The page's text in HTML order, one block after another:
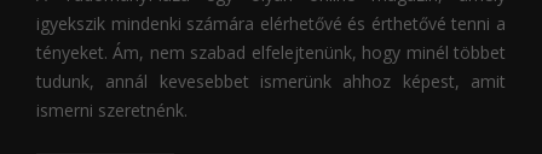
igyekszik mindenki számára elérhetővé és érthetővé tenni a
tényeket. Ám, nem szabad elfelejtenünk, hogy minél többet
tudunk, annál kevesebbet ismerünk ahhoz képest, amit
ismerni szeretnénk.